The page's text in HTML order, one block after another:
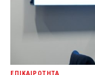
ΕΠΙΚΑΙΡΟΤΗΤΑ